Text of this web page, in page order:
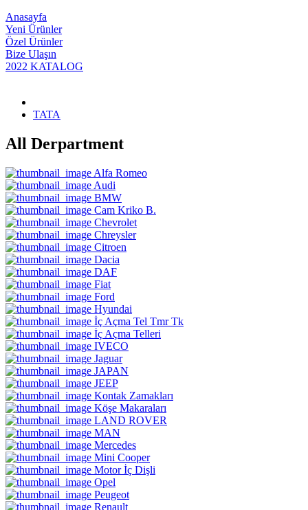
Anasayfa
Yeni Ürünler
Özel Ürünler
Bize Ulaşın
2022 KATALOG
TATA
All Derpartment
Alfa Romeo
Audi
BMW
Cam Kriko B.
Chevrolet
Chreysler
Citroen
Dacia
DAF
Fiat
Ford
Hyundai
İç Açma Tel Tmr Tk
İç Açma Telleri
IVECO
Jaguar
JAPAN
JEEP
Kontak Zamakları
Köşe Makaraları
LAND ROVER
MAN
Mercedes
Mini Cooper
Motor İç Dişli
Opel
Peugeot
Renault